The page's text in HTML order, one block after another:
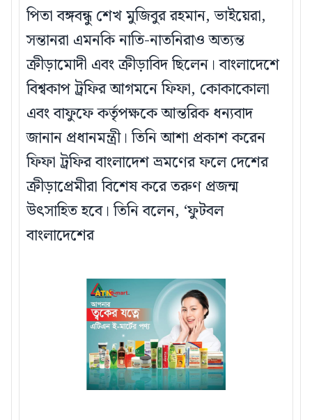
পিতা বঙ্গবন্ধু শেখ মুজিবুর রহমান, ভাইয়েরা,
সন্তানরা এমনকি নাতি-নাতনিরাও অত্যন্ত
ক্রীড়ামোদী এবং ক্রীড়াবিদ ছিলেন। বাংলাদেশে
বিশ্বকাপ ট্রফির আগমনে ফিফা, কোকাকোলা
এবং বাফুফে কর্তৃপক্ষকে আন্তরিক ধন্যবাদ
জানান প্রধানমন্ত্রী। তিনি আশা প্রকাশ করেন
ফিফা ট্রফির বাংলাদেশ ভ্রমণের ফলে দেশের
ক্রীড়াপ্রেমীরা বিশেষ করে তরুণ প্রজন্ম
উৎসাহিত হবে। তিনি বলেন, ‘ফুটবল
বাংলাদেশের